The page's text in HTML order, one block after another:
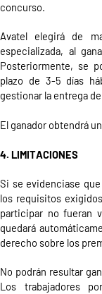
concurso.
Avatel elegirá de
especializada, al
Posteriormente, se
plazo de 3-5 días
gestionar la entrega
El ganador obtendrá un
4. LIMITACIONES
Si se evidenciase
los requisitos
participar no fueran
quedará
derecho sobre los
No podrán resultar
Los trabajadores